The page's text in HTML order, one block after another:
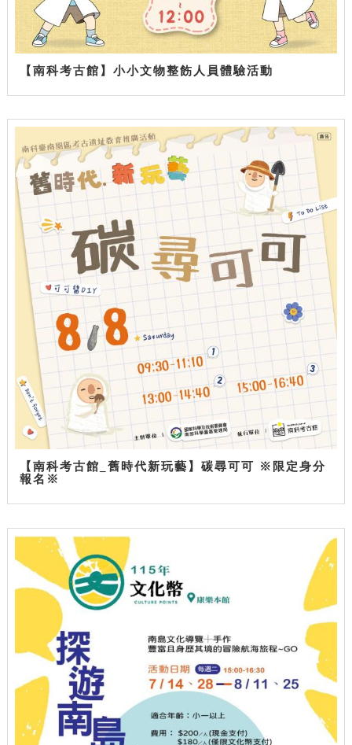
【南科考古館】小小文物整飭人員體驗活動
【南科考古館_舊時代新玩藝】碳尋可可 ※限定身分
報名※